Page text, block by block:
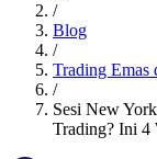
/
Blog
/
Trading Emas
/
Sesi New
Trading? Ini 4